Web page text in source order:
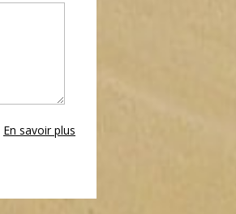
En savoir plus